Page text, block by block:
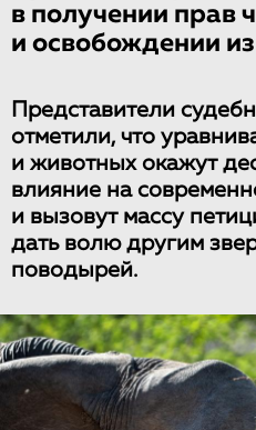
в получении прав
и освобождении
Представители
отметили, что
и животных окажут
влияние на
и вызовут массу
дать волю другим
поводырей.